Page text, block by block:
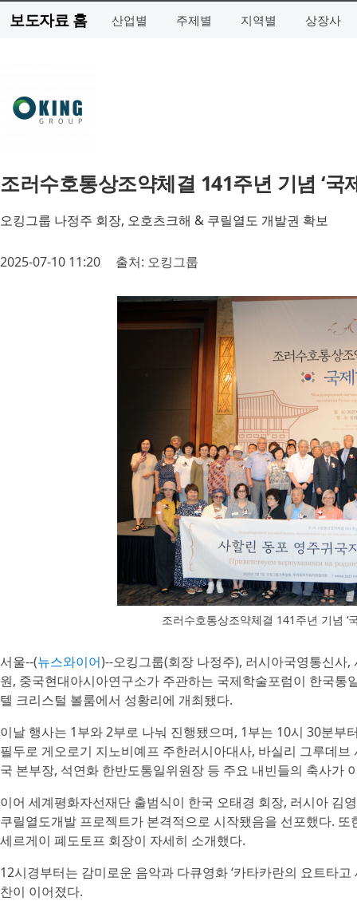
보도자료 홈 산업별 주제별 지역별 상장사
조러수호통상조약체결 141주년 기념 ‘국
오킹그룹 나정주 회장, 오호츠크해 & 쿠릴열도 개발권 확보
2025-07-10 11:20 출처: 오킹그룹
조러수호통상조약체결 141주년 기념 ‘
서울--(뉴스와이어)--오킹그룹(회장 나정주), 러시아국영통신사
원, 중국현대아시아연구소가 주관하는 국제학술포럼이 한국
텔 크리스털 볼룸에서 성황리에 개최됐다.
이날 행사는 1부와 2부로 나눠 진행됐으며, 1부는 10시 30분
필두로 게오로기 지노비예프 주한러시아대사, 바실리 그루데
국 본부장, 석연화 한반도통일위원장 등 주요 내빈들의 축사가
이어 세계평화자선재단 출범식이 한국 오태경 회장, 러시아 김
쿠릴열도개발 프로젝트가 본격적으로 시작됐음을 선포했다.
세르게이 폐도토프 회장이 자세히 소개했다.
12시경부터는 감미로운 음악과 다큐영화 ‘카타카란의 요트타
찬이 이어졌다.